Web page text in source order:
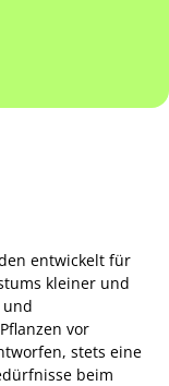
entwickelt für
kleiner und
und
vor
stets eine
beim